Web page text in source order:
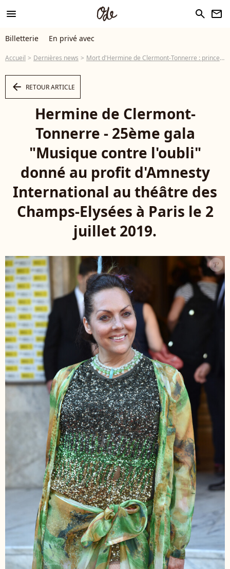
menu search newsletter
Billetterie En privé avec
Accueil Dernières news Mort d'Hermine de Clermont-Tonnerre : princesse, l'histoire derrière son titre
arrow_left RETOUR ARTICLE
Hermine de Clermont-
Tonnerre - 25ème gala
"Musique contre l'oubli"
donné au profit d'Amnesty
International au théâtre des
Champs-Elysées à Paris le 2
juillet 2019.